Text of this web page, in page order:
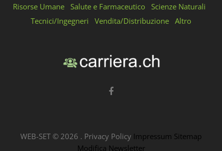
Risorse Umane
Salute e Farmaceutico
Scienze Naturali
Tecnici/Ingegneri
Vendita/Distribuzione Altro
WEB-SET © 2026 . Privacy Policy Impressum Sitemap
Modifica Newsletter